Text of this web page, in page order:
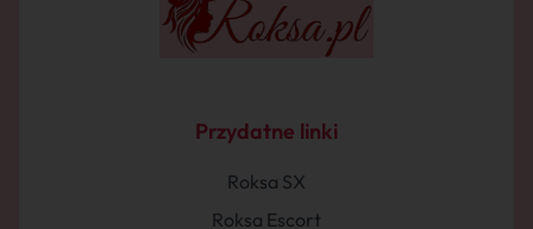
Przydatne linki
Roksa SX
Roksa Escort